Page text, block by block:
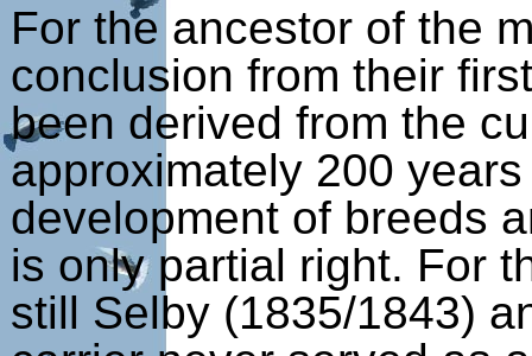
For the ancestor of the
conclusion from their
been derived from the
approximately 200
development of breeds
is only partial right. For
still Selby (1835/1843)